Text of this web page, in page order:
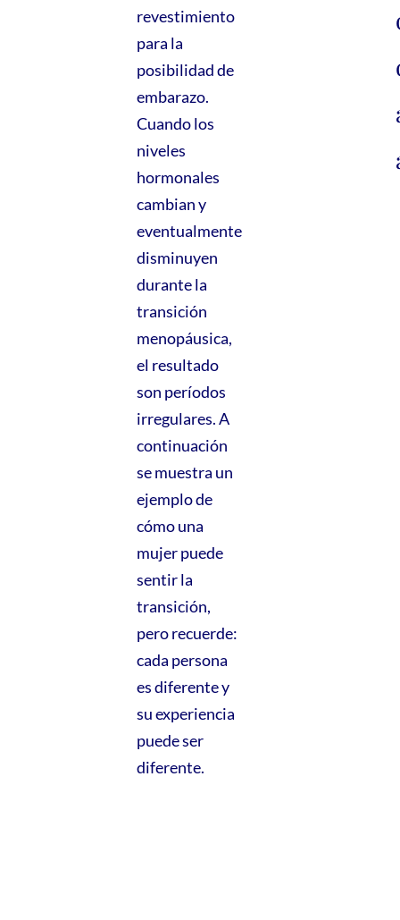
revestimiento
para la
posibilidad de
embarazo.
Cuando los
niveles
hormonales
cambian y
eventualmente
disminuyen
durante la
transición
menopáusica,
el resultado
son períodos
irregulares. A
continuación
se muestra un
ejemplo de
cómo una
mujer puede
sentir la
transición,
pero recuerde:
cada persona
es diferente y
su experiencia
puede ser
diferente.